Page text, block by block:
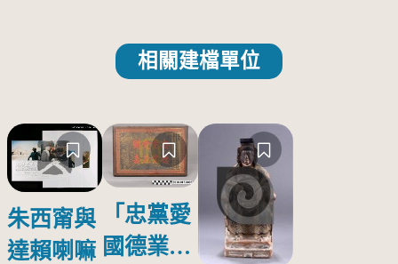
相關建檔單位
朱西甯與
達賴喇嘛
「忠黨愛
國德業並